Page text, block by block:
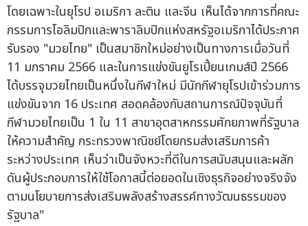
โดยเฉพาะในยุโรป อเมริกา ละติน และจีน เห็นได้จากการที่คณะ
กรรมการโอลิมปิกและพาราลิมปิกแห่งสหรัฐอเมริกาได้ประกาศ
รับรอง "มวยไทย" เป็นสมาชิกใหม่อย่างเป็นทางการเมื่อวันที่
11 มกราคม 2566 และในการแข่งขันยูโรเปี้ยนเกมส์ปี 2566
ได้บรรจุมวยไทยเป็นหนึ่งในกีฬาใหม่ มีนักกีฬายุโรปเข้าร่วมการ
แข่งขันจาก 16 ประเทศ สอดคล้องกับสถานการณ์ปัจจุบันที่
กีฬามวยไทยเป็น 1 ใน 11 สาขาอุตสาหกรรมศักยภาพที่รัฐบาล
ให้ความสำคัญ กระทรวงพาณิชย์โดยกรมส่งเสริมการค้า
ระหว่างประเทศ เห็นว่าเป็นจังหวะที่ดีในการสนับสนุนและผลัก
ดันผู้ประกอบการให้ใช้โอกาสนี้ต่อยอดในเชิงธุรกิจอย่างจริงจัง
ตามนโยบายการส่งเสริมพลังสร้างสรรค์ทางวัฒนธรรมของ
รัฐบาล"